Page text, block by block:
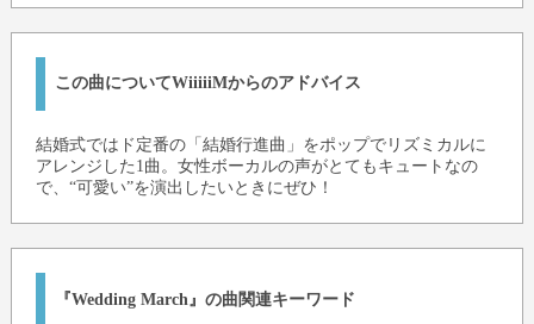
この曲についてWiiiiiMからのアドバイス
結婚式ではド定番の「結婚行進曲」をポップでリズミカルに
アレンジした1曲。女性ボーカルの声がとてもキュートなの
で、“可愛い”を演出したいときにぜひ！
『Wedding March』の曲関連キーワード